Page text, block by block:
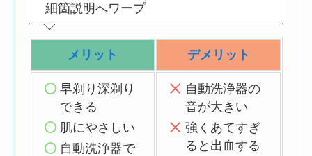
細箇説明へワープ
メリット デメリット
早剃り深剃り
できる
肌にやさしい
自動洗浄器で
自動洗浄器の
音が大きい
強くあてすぎ
ると出血する